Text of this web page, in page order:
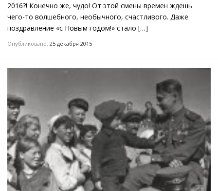
2016?! Конечно же, чудо! От этой смены времен ждешь
чего-то волшебного, необычного, счастливого. Даже
поздравление «с Новым годом!» стало […]
Опубликовано: 25 декабря 2015